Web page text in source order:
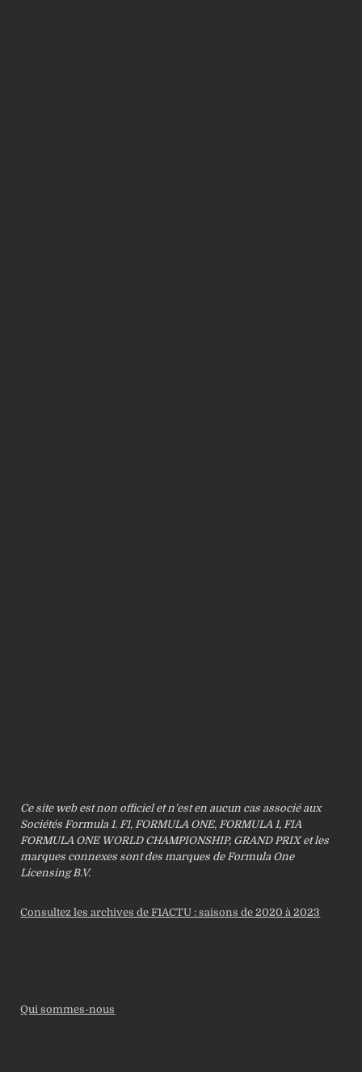
Ce site web est non officiel et n’est en aucun cas associé aux
Sociétés Formula 1. F1, FORMULA ONE, FORMULA 1, FIA
FORMULA ONE WORLD CHAMPIONSHIP, GRAND PRIX et les
marques connexes sont des marques de Formula One
Licensing B.V.
Consultez les archives de F1ACTU : saisons de 2020 à 2023
Qui sommes-nous